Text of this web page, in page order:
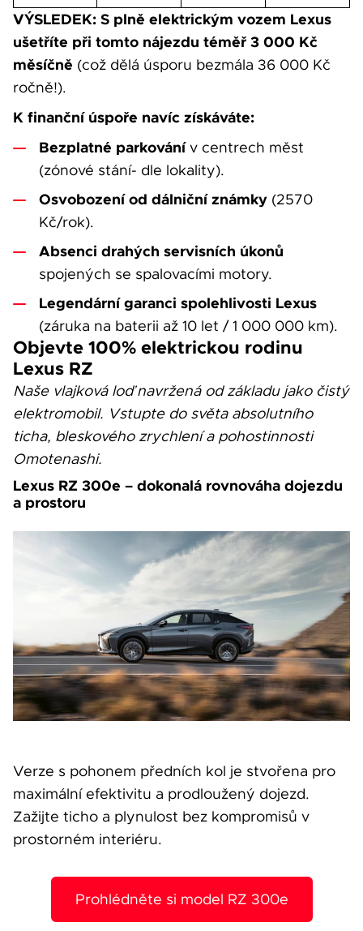
VÝSLEDEK: S plně elektrickým vozem Lexus
ušetříte při tomto nájezdu téměř 3 000 Kč
měsíčně (což dělá úsporu bezmála 36 000 Kč
ročně!).
K finanční úspoře navíc získáváte:
Bezplatné parkovánív centrech měst
(zónové stání- dle lokality).
Osvobození od dálniční známky (2570
Kč/rok).
Absenci drahých servisních úkonů
spojených se spalovacími motory.
Legendární garanci spolehlivosti Lexus
(záruka na baterii až 10 let / 1 000 000 km).
Objevte 100% elektrickou rodinu
Lexus RZ
Naše vlajková loď navržená od základu jako čistý
elektromobil. Vstupte do světa absolutního
ticha, bleskového zrychlení a pohostinnosti
Omotenashi.
Lexus RZ 300e – dokonalá rovnováha dojezdu
a prostoru
Verze s pohonem předních kol je stvořena pro
maximální efektivitu a prodloužený dojezd.
Zažijte ticho a plynulost bez kompromisů v
prostorném interiéru.
Prohlédněte si model RZ 300e